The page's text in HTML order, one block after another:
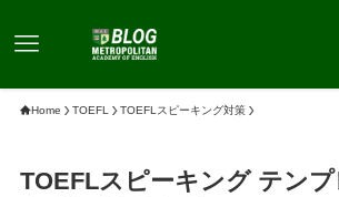
Home TOEFL TOEFLスピーキング対策
TOEFLスピーキング テン